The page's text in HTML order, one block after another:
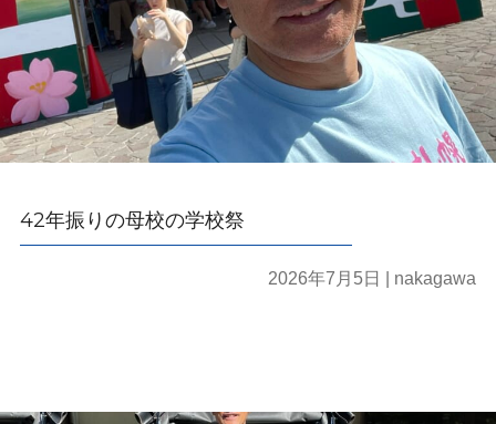
42年振りの母校の学校祭
2026年7月5日 | nakagawa